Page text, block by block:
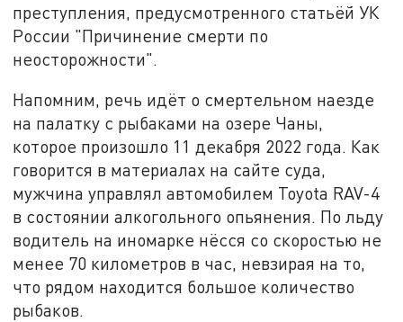
преступления, предусмотренного статьёй УК
России "Причинение смерти по
неосторожности".
Напомним, речь идёт о смертельном наезде
на палатку с рыбаками на озере Чаны,
которое произошло 11 декабря 2022 года. Как
говорится в материалах на сайте суда,
мужчина управлял автомобилем Toyota RAV-4
в состоянии алкогольного опьянения. По льду
водитель на иномарке нёсся со скоростью не
менее 70 километров в час, невзирая на то,
что рядом находится большое количество
рыбаков.